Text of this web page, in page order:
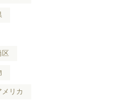
区
メリカ